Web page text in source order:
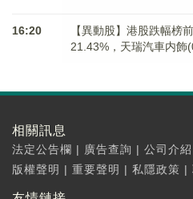
16:20
【異動股】港股跌幅榜
21.43%，天瑞汽車内飾
相關訊息
法定公告欄 | 廣告查詢 | 公司介紹
版權聲明 | 重要聲明 | 私隱政策 |